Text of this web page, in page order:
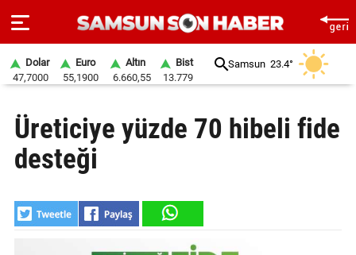
SAYFA
SAMSUN
SAMSUNSPOR
Dolar
47,7000
Euro
55,1900
Altın
6.660,55
Bist
13.779
Samsun 23.4°
Üreticiye yüzde 70 hibeli fide
desteği